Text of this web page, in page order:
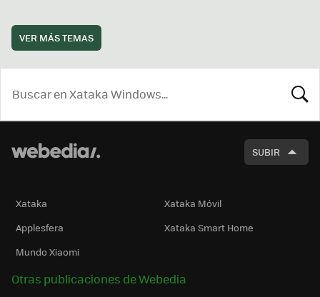
VER MÁS TEMAS
SUBIR
Xataka
Xataka Móvil
Applesfera
Xataka Smart Home
Mundo Xiaomi
Otras publicaciones de Webedia